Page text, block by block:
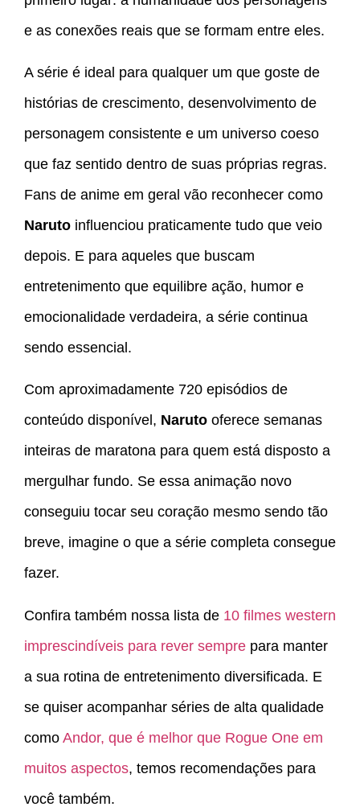
e as conexões reais que se formam entre eles.
A série é ideal para qualquer um que goste de
histórias de crescimento, desenvolvimento de
personagem consistente e um universo coeso
que faz sentido dentro de suas próprias regras.
Fans de anime em geral vão reconhecer como
Naruto influenciou praticamente tudo que veio
depois. E para aqueles que buscam
entretenimento que equilibre ação, humor e
emocionalidade verdadeira, a série continua
sendo essencial.
Com aproximadamente 720 episódios de
conteúdo disponível, Naruto oferece semanas
inteiras de maratona para quem está disposto a
mergulhar fundo. Se essa animação novo
conseguiu tocar seu coração mesmo sendo tão
breve, imagine o que a série completa consegue
fazer.
Confira também nossa lista de 10 filmes western
imprescindíveis para rever sempre para manter
a sua rotina de entretenimento diversificada. E
se quiser acompanhar séries de alta qualidade
como Andor, que é melhor que Rogue One em
muitos aspectos, temos recomendações para
você também.